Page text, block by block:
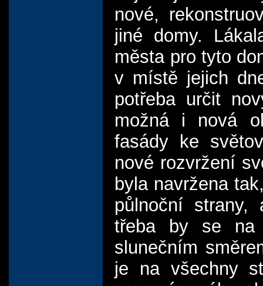
nové,
jiné domy.
města pro tyto
v místě jejich
potřeba určit
možná i nová
fasády ke
nové rozvržení
byla navržena
půlnoční
třeba by se na
slunečním
je na všechny